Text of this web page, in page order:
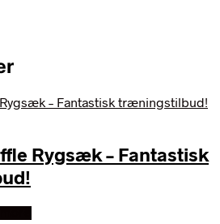
Rygsæk – Fantastisk